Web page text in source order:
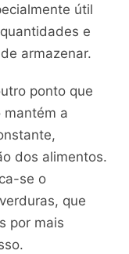
útil
e
armazenar.
ponto que
mantém a
dos alimentos.
se o
que
por mais